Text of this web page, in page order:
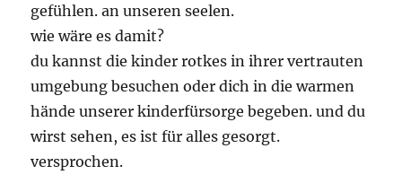
gefühlen. an unseren seelen.
wie wäre es damit?
du kannst die kinder rotkes in ihrer vertrauten
umgebung besuchen oder dich in die warmen
hände unserer kinderfürsorge begeben. und du
wirst sehen, es ist für alles gesorgt.
versprochen.